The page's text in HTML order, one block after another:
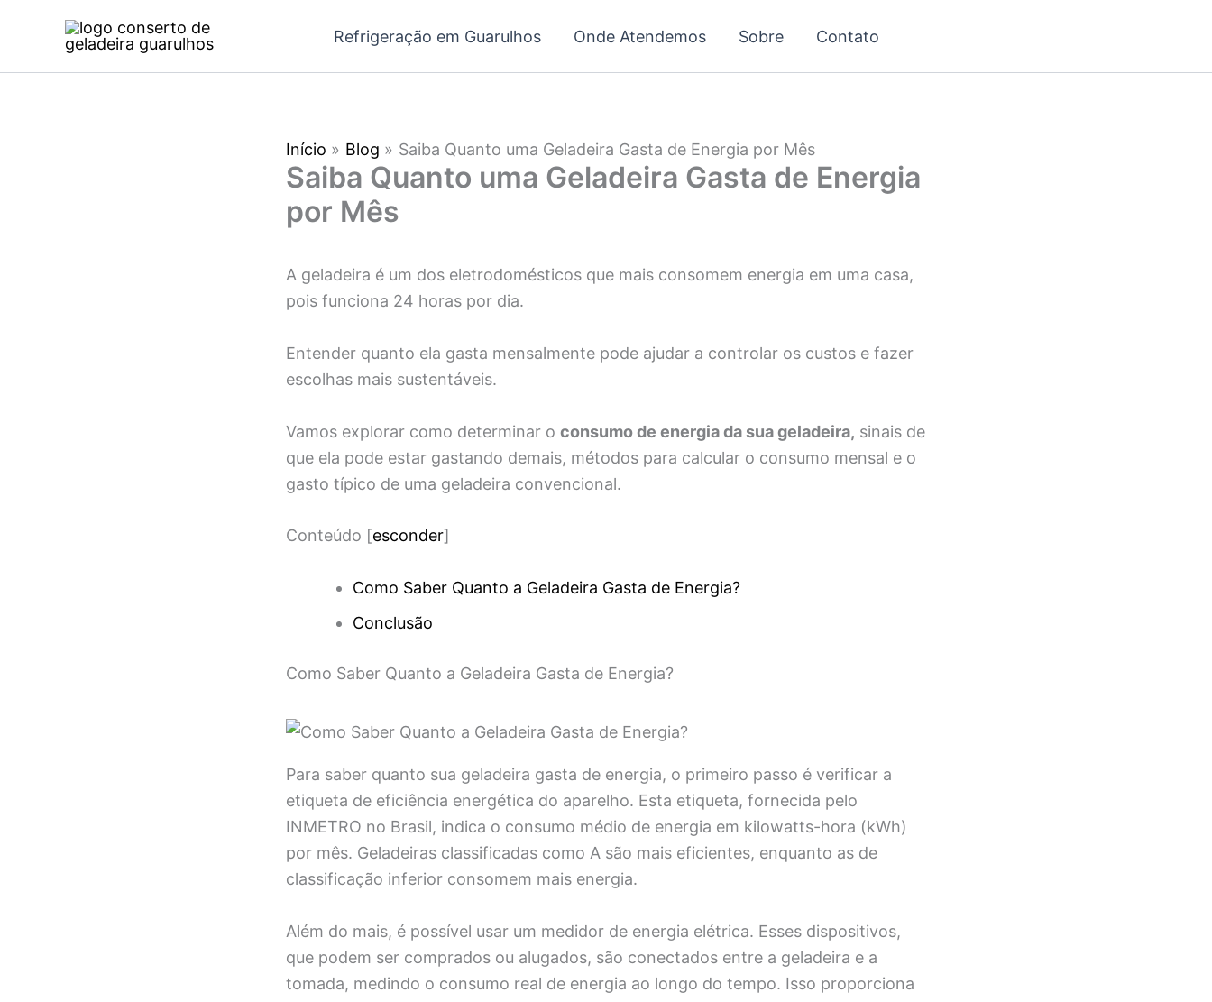
Refrigeração em Guarulhos Onde Atendemos Sobre Contato
Início Blog Saiba Quanto uma Geladeira Gasta de Energia por Mês
Saiba Quanto uma Geladeira Gasta de Energia
por Mês
A geladeira é um dos eletrodomésticos que mais consomem energia em uma casa,
pois funciona 24 horas por dia.
Entender quanto ela gasta mensalmente pode ajudar a controlar os custos e fazer
escolhas mais sustentáveis.
Vamos explorar como determinar o consumo de energia da sua geladeira, sinais de
que ela pode estar gastando demais, métodos para calcular o consumo mensal e o
gasto típico de uma geladeira convencional.
Conteúdo [esconder]
Como Saber Quanto a Geladeira Gasta de Energia?
Conclusão
Como Saber Quanto a Geladeira Gasta de Energia?
Para saber quanto sua geladeira gasta de energia, o primeiro passo é verificar a
etiqueta de eficiência energética do aparelho. Esta etiqueta, fornecida pelo
INMETRO no Brasil, indica o consumo médio de energia em kilowatts-hora (kWh)
por mês. Geladeiras classificadas como A são mais eficientes, enquanto as de
classificação inferior consomem mais energia.
Além do mais, é possível usar um medidor de energia elétrica. Esses dispositivos,
que podem ser comprados ou alugados, são conectados entre a geladeira e a
tomada, medindo o consumo real de energia ao longo do tempo. Isso proporciona